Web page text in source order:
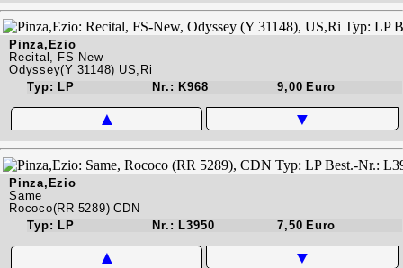
Pinza,Ezio
Recital, FS-New
Odyssey(Y 31148) US,Ri
Typ: LP
Nr.: K968 9,00 Euro
▲ ▼
Pinza,Ezio
Same
Rococo(RR 5289) CDN
Typ: LP
Nr.: L3950 7,50 Euro
▲ ▼